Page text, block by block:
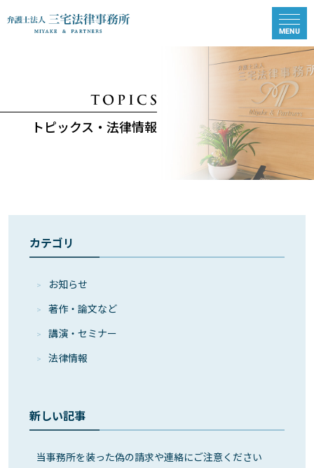
トピックス・法律情報
カテゴリ
お知らせ
著作・論⽂など
講演・セミナー
法律情報
新しい記事
当事務所を装った偽の請求や連絡にご注意ください